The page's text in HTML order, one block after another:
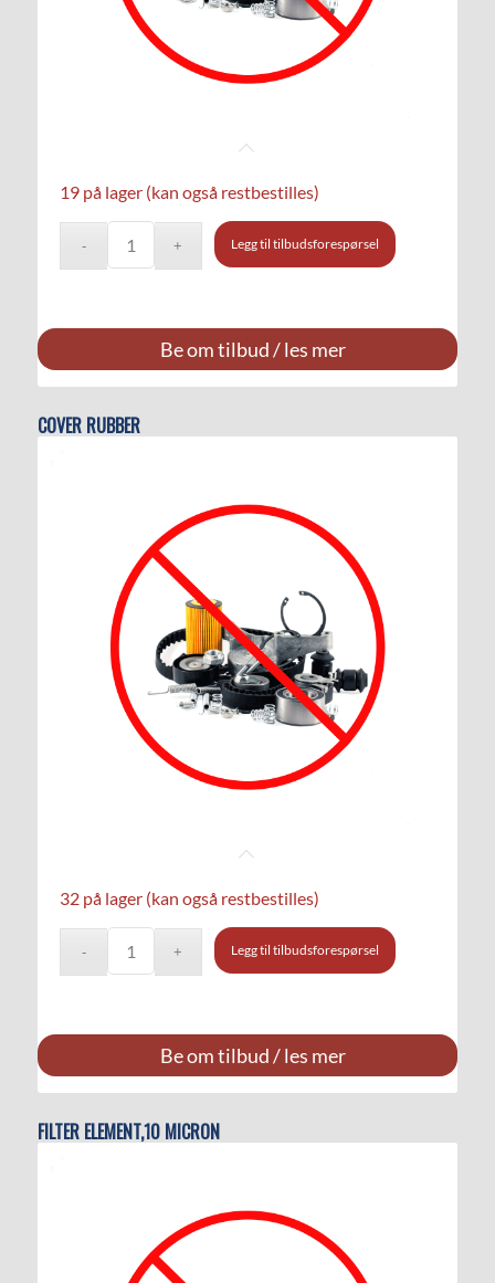
19 på lager (kan også restbestilles)
Legg til tilbudsforespørsel
Be om tilbud / les mer
COVER RUBBER
32 på lager (kan også restbestilles)
Legg til tilbudsforespørsel
Be om tilbud / les mer
FILTER ELEMENT,10 MICRON